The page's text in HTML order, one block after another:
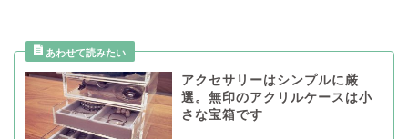
アクセサリーはシンプルに厳
選。無印のアクリルケースは小
さな宝箱です